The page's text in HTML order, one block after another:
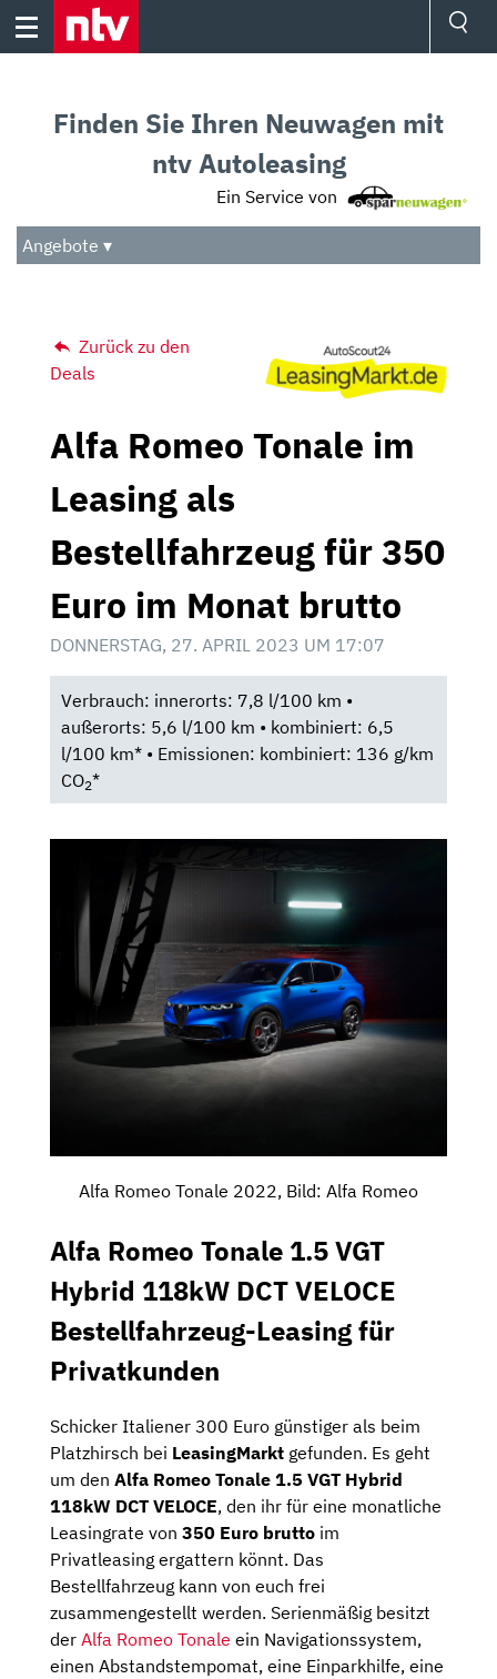
Skip
Audio
Das Beste
Finden Sie Ihren Neuwagen mit
ntv Autoleasing
Ein Service von
Angebote ▾
Zurück zu den
Deals
Alfa Romeo Tonale im
Leasing als
Bestellfahrzeug für 350
Euro im Monat brutto
DONNERSTAG, 27. APRIL 2023 UM 17:07
Verbrauch: innerorts: 7,8 l/100 km •
außerorts: 5,6 l/100 km • kombiniert: 6,5
l/100 km* • Emissionen: kombiniert: 136 g/km
CO2*
Alfa Romeo Tonale 2022, Bild: Alfa Romeo
Alfa Romeo Tonale 1.5 VGT
Hybrid 118kW DCT VELOCE
Bestellfahrzeug-Leasing für
Privatkunden
Schicker Italiener 300 Euro günstiger als beim
Platzhirsch bei LeasingMarkt gefunden. Es geht
um den Alfa Romeo Tonale 1.5 VGT Hybrid
118kW DCT VELOCE, den ihr für eine monatliche
Leasingrate von 350 Euro brutto im
Privatleasing ergattern könnt. Das
Bestellfahrzeug kann von euch frei
zusammengestellt werden. Serienmäßig besitzt
der Alfa Romeo Tonale ein Navigationssystem,
einen Abstandstempomat, eine Einparkhilfe, eine